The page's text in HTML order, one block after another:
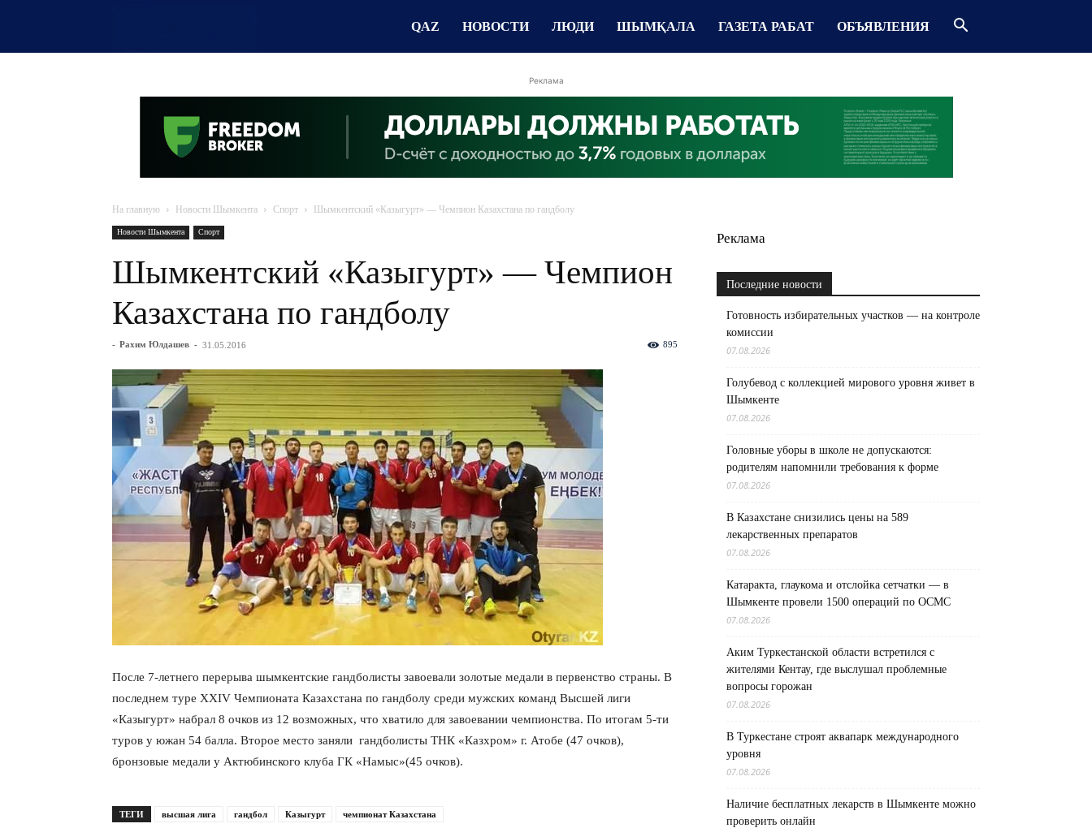
QAZ НОВОСТИ ЛЮДИ ШЫМҚАЛА ГАЗЕТА РАБАТ ОБЪЯВЛЕНИЯ
Реклама
На главную Новости Шымкента Спорт Шымкентский «Казыгурт» — Чемпион Казахстана по гандболу
Новости Шымкента Спорт
Шымкентский «Казыгурт» — Чемпион
Казахстана по гандболу
- Рахим Юлдашев - 31.05.2016 895
После 7-летнего перерыва шымкентские гандболисты завоевали золотые медали в первенство страны. В
последнем туре XXIV Чемпионата Казахстана по гандболу среди мужских команд Высшей лиги
«Казыгурт» набрал 8 очков из 12 возможных, что хватило для завоевании чемпионства. По итогам 5-ти
туров у южан 54 балла. Второе место заняли гандболисты ТНК «Казхром» г. Атобе (47 очков),
бронзовые медали у Актюбинского клуба ГК «Намыс»(45 очков).
ТЕГИ высшая лига гандбол Казыгурт чемпионат Казахстана
Реклама
Последние новости
Готовность избирательных участков — на контроле
комиссии
07.08.2026
Голубевод с коллекцией мирового уровня живет в
Шымкенте
07.08.2026
Головные уборы в школе не допускаются:
родителям напомнили требования к форме
07.08.2026
В Казахстане снизились цены на 589
лекарственных препаратов
07.08.2026
Катаракта, глаукома и отслойка сетчатки — в
Шымкенте провели 1500 операций по ОСМС
07.08.2026
Аким Туркестанской области встретился с
жителями Кентау, где выслушал проблемные
вопросы горожан
07.08.2026
В Туркестане строят аквапарк международного
уровня
07.08.2026
Наличие бесплатных лекарств в Шымкенте можно
проверить онлайн